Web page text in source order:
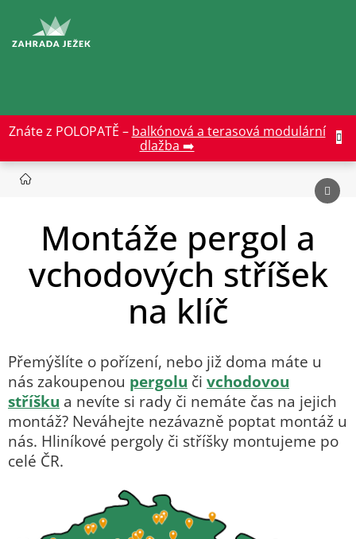
obsah
Znáte z POLOPATĚ – balkónová a terasová modulární
dlažba ➡️
Montáže pergol a
vchodových stříšek
na klíč
Přemýšlíte o pořízení, nebo již doma máte u
nás zakoupenou pergolu či vchodovou
stříšku a nevíte si rady či nemáte čas na jejich
montáž? Neváhejte nezávazně poptat montáž u
nás. Hliníkové pergoly či stříšky montujeme po
celé ČR.